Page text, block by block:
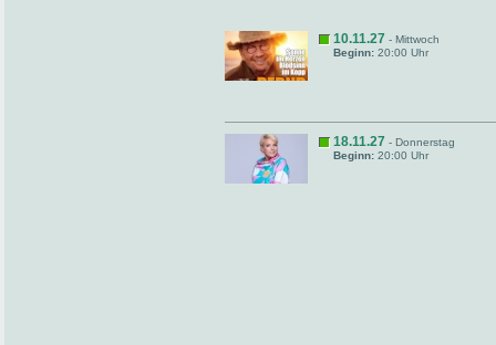
10.11.27 - Mittwoch
Beginn: 20:00 Uhr
18.11.27 - Donnerstag
Beginn: 20:00 Uhr